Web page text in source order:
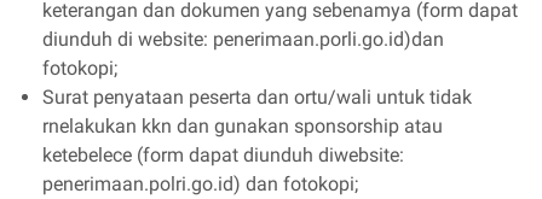
keterangan dan dokumen yang sebenamya (form dapat
diunduh di website: penerimaan.porli.go.id)dan
fotokopi;
Surat penyataan peserta dan ortu/wali untuk tidak
rnelakukan kkn dan gunakan sponsorship atau
ketebelece (form dapat diunduh diwebsite:
penerimaan.polri.go.id) dan fotokopi;